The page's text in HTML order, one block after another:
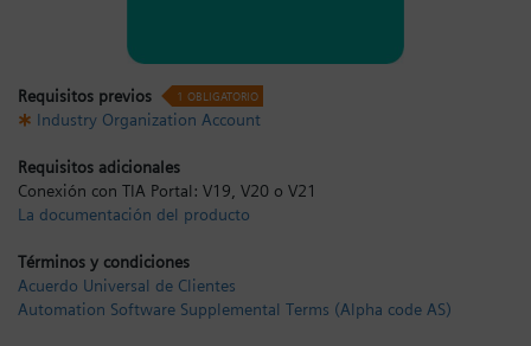
Mi carrito: 0 artículos
Iniciar sesión
Requisitos previos 1 OBLIGATORIO
Industry Organization Account
Requisitos adicionales
Conexión con TIA Portal: V19, V20 o V21
La documentación del producto
Términos y condiciones
Acuerdo Universal de Clientes
Automation Software Supplemental Terms (Alpha code AS)